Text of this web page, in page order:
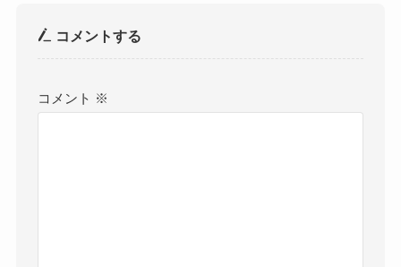
コメントする
コメント ※